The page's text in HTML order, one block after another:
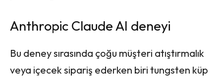
Anthropic Claude AI deneyi
Bu deney sırasında çoğu müşteri atıştırmalık
veya içecek sipariş ederken biri tungsten küp